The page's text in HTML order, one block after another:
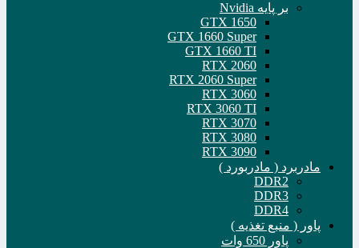
بر پایه Nvidia
GTX 1650
GTX 1660 Super
GTX 1660 TI
RTX 2060
RTX 2060 Super
RTX 3060
RTX 3060 TI
RTX 3070
RTX 3080
RTX 3090
مادربرد ( مادربورد )
DDR2
DDR3
DDR4
پاور ( منبع تغذیه )
پاور 650 وات